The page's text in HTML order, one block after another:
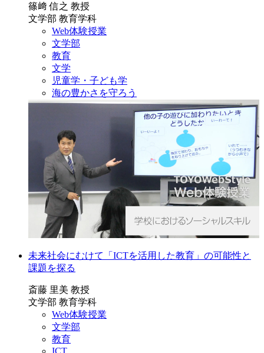
篠﨑 信之 教授
文学部 教育学科
Web体験授業
文学部
教育
文学
児童学・子ども学
海の豊かさを守ろう
未来社会にむけて「ICTを活用した教育」の可能性と
課題を探る
斎藤 里美 教授
文学部 教育学科
Web体験授業
文学部
教育